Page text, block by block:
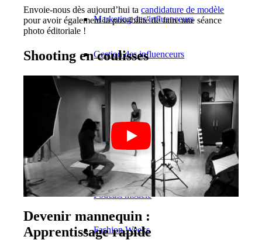
Marketing des influenceurs
Gestion des influenceurs
Candidater
Devenir mannequin 2026
Devenir mannequin 2026
Podcast modèle
Fashion Weeks
Envoie-nous dès aujourd’hui tacandidature de modèle
pour avoir également la possibilité de faire une séance
photo éditoriale !
Shooting en coulisses
Devenir mannequin :
Apprentissage rapide